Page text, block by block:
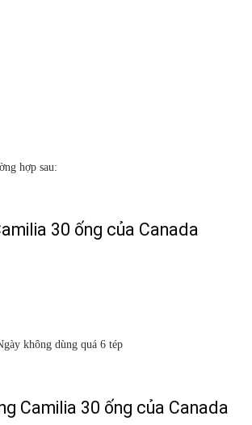
hợp sau:
30 ống của Canada
không dùng quá 6 tép
Camilia 30 ống của Canada